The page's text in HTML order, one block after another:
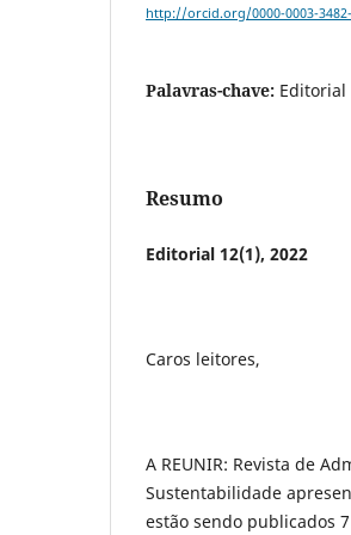
http://orcid.org/0000-0003-3482-
Palavras-chave: Editorial
Resumo
Editorial 12(1),
Caros leitores,
A REUNIR: Revista de
Sustentabilidade
estão sendo publicados